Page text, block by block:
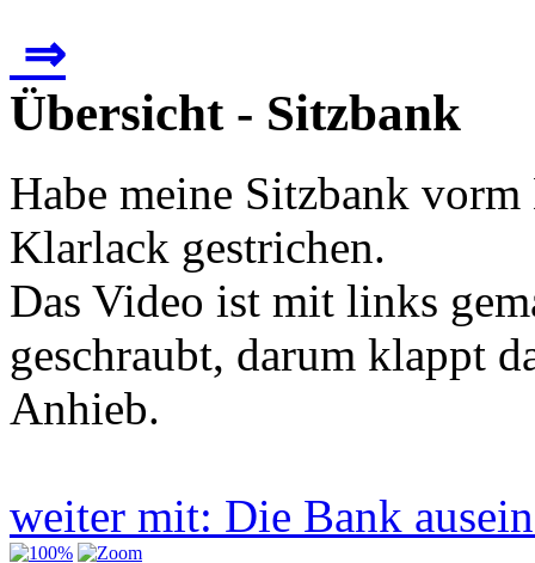
⇒
Übersicht - Sitzbank
Habe meine Sitzbank
Klarlack gestrichen.
Das Video ist mit links
geschraubt, darum klappt
Anhieb.
weiter mit: Die Bank